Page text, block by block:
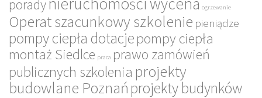
porady
ogrzewanie
Operat szacunkowy szkolenie pieniądze
pompy ciepła dotacjepompy ciepła
montaż Siedlce praca prawo zamówień
publicznych szkolenia projekty
budowlane Poznańprojekty budynków